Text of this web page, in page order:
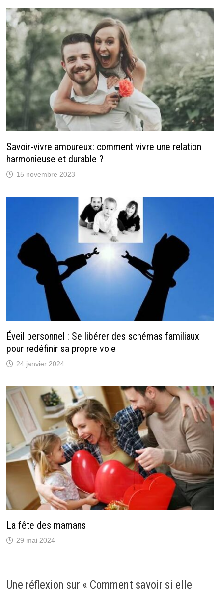
Savoir-vivre amoureux: comment vivre une relation
harmonieuse et durable ?
15 novembre 2023
Éveil personnel : Se libérer des schémas familiaux
pour redéfinir sa propre voie
24 janvier 2024
La fête des mamans
29 mai 2024
Une réflexion sur « Comment savoir si elle